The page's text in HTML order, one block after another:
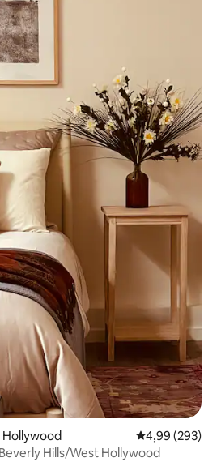
Hollywood Évaluation
4,99 (293)
Hills/West Hollywood